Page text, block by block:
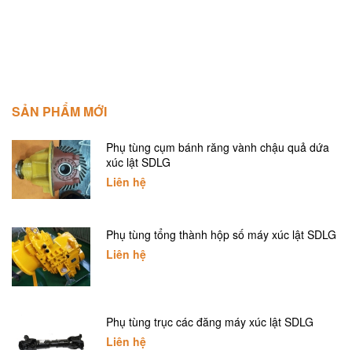
SẢN PHẨM MỚI
Phụ tùng cụm bánh răng vành chậu quả dứa
xúc lật SDLG
Liên hệ
Phụ tùng tổng thành hộp số máy xúc lật SDLG
Liên hệ
Phụ tùng trục các đăng máy xúc lật SDLG
Liên hệ